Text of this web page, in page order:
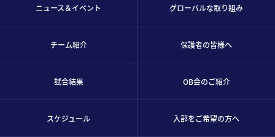
ニュース＆イベント
チーム紹介
試合結果
スケジュール
グローバルな取り組み
保護者の皆様へ
OB会のご紹介
入部をご希望の方へ